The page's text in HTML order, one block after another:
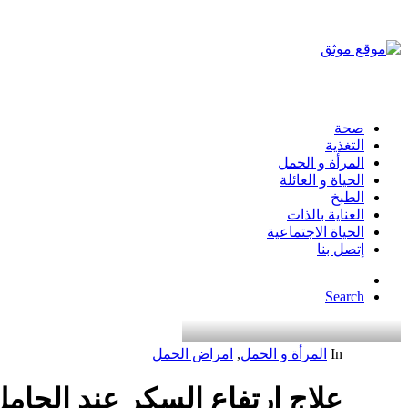
صحة
التغذية
المرأة و الحمل
الحياة و العائلة
الطبخ
العناية بالذات
الحياة الاجتماعية
إتصل بنا
Search
In المرأة و الحمل, امراض الحمل
علاج ارتفاع السكر عند